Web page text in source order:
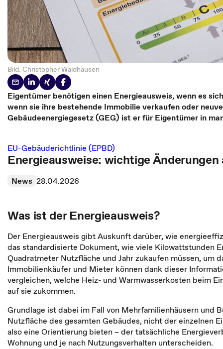
Bild: Christopher Waldhausen
Eigentümer benötigen einen Energieausweis, wenn es
wenn sie ihre bestehende Immobilie verkaufen oder
Gebäudeenergiegesetz (GEG) ist er für Eigentümer in
EU-Gebäuderichtlinie (EPBD)
Energieausweise: wichtige Änderungen
News 28.04.2026
Was ist der Energieausweis?
Der Energieausweis gibt Auskunft darüber, wie
das standardisierte Dokument, wie viele Kilowattstunden
Quadratmeter Nutzfläche und Jahr zukaufen müssen, um
Immobilienkäufer und Mieter können dank dieser
vergleichen, welche Heiz- und Warmwasserkosten beim
auf sie zukommen.
Grundlage ist dabei im Fall von Mehrfamilienhäusern und
Nutzfläche des gesamten Gebäudes, nicht der einzelnen
also eine Orientierung bieten – der tatsächliche
Wohnung und je nach Nutzungsverhalten unterscheiden.